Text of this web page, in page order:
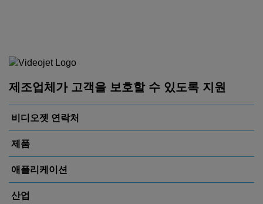
제조업체가 고객을 보호할 수 있도록 지원
비디오젯 연락처
제품
애플리케이션
산업